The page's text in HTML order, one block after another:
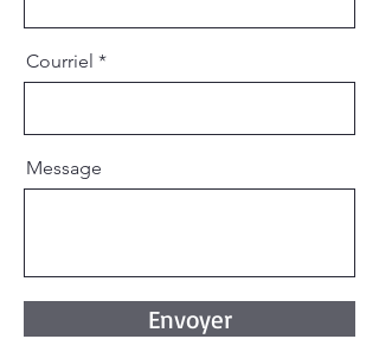
Courriel
Message
Envoyer